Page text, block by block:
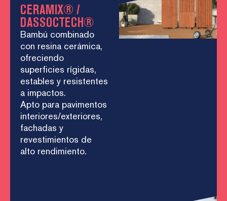
CERAMIX® /
DASSOCTECH®
Bambú combinado
con resina cerámica,
ofreciendo
superficies rígidas,
estables y resistentes
a impactos.
Apto para pavimentos
interiores/exteriores,
fachadas y
revestimientos de
alto rendimiento.